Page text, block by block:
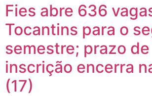
Fies abre 636
Tocantins para o
semestre; prazo de
inscrição encerra
(17)